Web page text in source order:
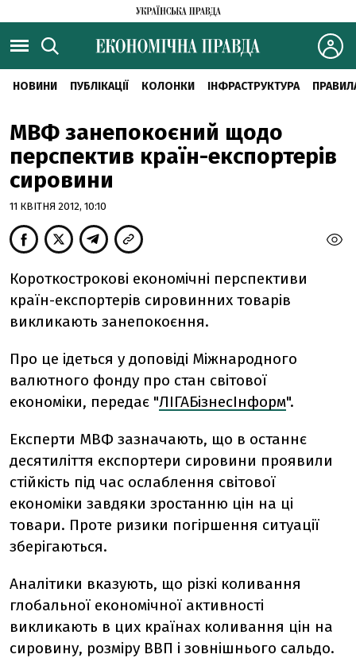
НОВИНИ ПУБЛІКАЦІЇ КОЛОНКИ ІНФРАСТРУКТУРА
МВФ занепокоєний щодо
перспектив країн-експортерів
сировини
11 КВІТНЯ 2012, 10:10
Короткострокові економічні перспективи
країн-експортерів сировинних товарів
викликають занепокоєння.
Про це ідеться у доповіді Міжнародного
валютного фонду про стан світової
економіки, передає "ЛІГАБізнесІнформ".
Експерти МВФ зазначають, що в останнє
десятиліття експортери сировини проявили
стійкість під час ослаблення світової
економіки завдяки зростанню цін на ці
товари. Проте ризики погіршення ситуації
зберігаються.
Аналітики вказують, що різкі коливання
глобальної економічної активності
викликають в цих країнах коливання цін на
сировину, розміру ВВП і зовнішнього сальдо.